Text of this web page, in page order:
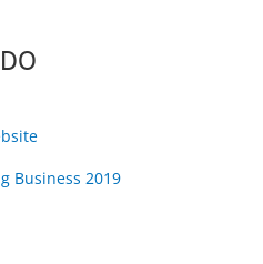
Business 2019